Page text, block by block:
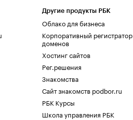
Другие продукты РБК
Облако для бизнеса
Корпоративный регистратор
доменов
Хостинг сайтов
Рег.решения
Знакомства
Сайт знакомств podbor.ru
РБК Курсы
Школа управления РБК